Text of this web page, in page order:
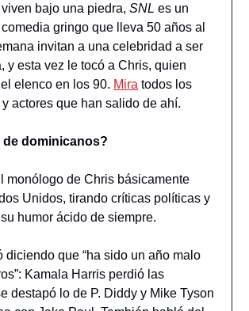
bajo una piedra, SNL es un
gringo que lleva 50 años al
invitan a una celebridad a ser
y esta vez le tocó a Chris, quien
elenco en los 90. Mira todos los
actores que han salido de ahí.
dominicanos?
monólogo de Chris básicamente
Unidos, tirando críticas políticas y
humor ácido de siempre.
diciendo que “ha sido un año malo
Kamala Harris perdió las
destapó lo de P. Diddy y Mike Tyson